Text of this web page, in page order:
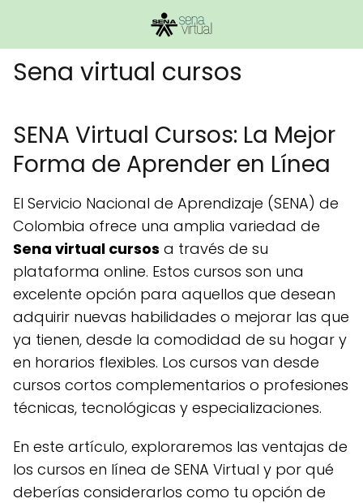
Sena virtual cursos
SENA Virtual Cursos: La Mejor
Forma de Aprender en Línea
El Servicio Nacional de Aprendizaje (SENA) de
Colombia ofrece una amplia variedad de
Sena virtual cursos a través de su
plataforma online. Estos cursos son una
excelente opción para aquellos que desean
adquirir nuevas habilidades o mejorar las que
ya tienen, desde la comodidad de su hogar y
en horarios flexibles. Los cursos van desde
cursos cortos complementarios o profesiones
técnicas, tecnológicas y especializaciones.
En este artículo, exploraremos las ventajas de
los cursos en línea de SENA Virtual y por qué
deberías considerarlos como tu opción de